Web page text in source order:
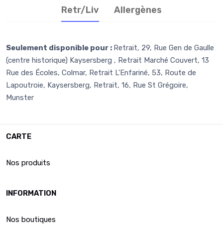
Retr/Liv Allergènes
Seulement disponible pour : Retrait, 29, Rue Gen de Gaulle
(centre historique) Kaysersberg , Retrait Marché Couvert, 13
Rue des Écoles, Colmar, Retrait L'Enfariné, 53, Route de
Lapoutroie, Kaysersberg, Retrait, 16, Rue St Grégoire,
Munster
CARTE
Nos produits
INFORMATION
Nos boutiques